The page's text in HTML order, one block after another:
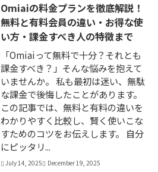
Omiaiの料金プランを徹底解説！
無料と有料会員の違い・お得な使
い方・課金すべき人の特徴まで
「Omiaiって無料で十分？それとも
課金すべき？」そんな悩みを抱えて
いませんか。 私も最初は迷い、無駄
な課金で後悔したことがあります。
この記事では、無料と有料の違いを
わかりやすく比較し、賢く使いこな
すためのコツをお伝えします。 自分
にピッタリ...
July 14, 2025
December 19, 2025